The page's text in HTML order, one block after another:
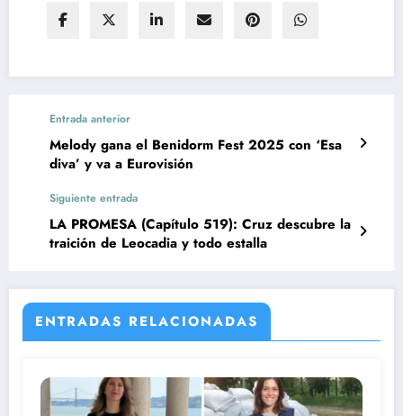
Entrada anterior
Melody gana el Benidorm Fest 2025 con ‘Esa
diva’ y va a Eurovisión
Siguiente entrada
LA PROMESA (Capítulo 519): Cruz descubre la
traición de Leocadia y todo estalla
ENTRADAS RELACIONADAS